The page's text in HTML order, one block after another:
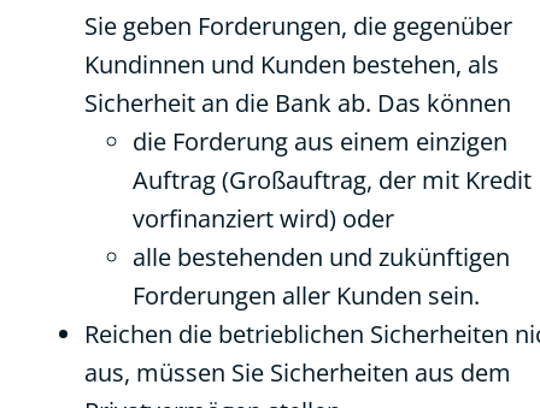
Sie geben Forderungen, die gegenüber
Kundinnen und Kunden bestehen, als
Sicherheit an die Bank ab. Das können
die Forderung aus einem einzigen
Auftrag (Großauftrag, der mit Kredit
vorfinanziert wird) oder
alle bestehenden und zukünftigen
Forderungen aller Kunden sein.
Reichen die betrieblichen Sicherheiten
aus, müssen Sie Sicherheiten aus dem